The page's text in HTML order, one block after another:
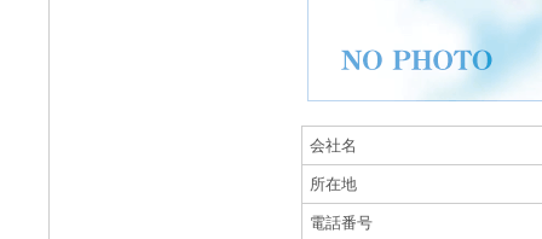
会社名
所在地
電話番号